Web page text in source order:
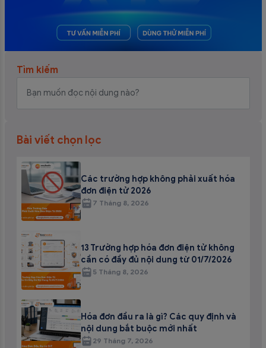
Tìm kiếm
Bài viết chọn lọc
Các trường hợp không phải xuất hóa
đơn điện tử 2026
7 Tháng 8, 2026
13 Trường hợp hóa đơn điện tử không
cần có đầy đủ nội dung từ 01/7/2026
5 Tháng 8, 2026
Hóa đơn đầu ra là gì? Các quy định và
nội dung bắt buộc mới nhất
29 Tháng 7, 2026